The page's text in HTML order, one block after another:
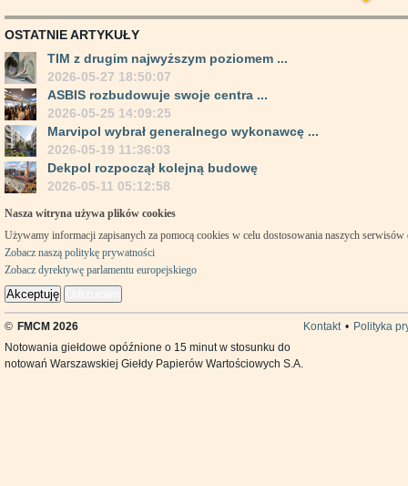
OSTATNIE ARTYKUŁY
TIM z drugim najwyższym poziomem ...
2026-05-27 18:50:07
ASBIS rozbudowuje swoje centra ...
2026-05-25 14:09:25
Marvipol wybrał generalnego wykonawcę ...
2026-05-19 11:36:03
Dekpol rozpoczął kolejną budowę
2026-05-11 05:12:58
Nasza witryna używa plików cookies
Używamy informacji zapisanych za pomocą cookies w celu dostosowania naszych
Zobacz naszą politykę prywatności
Zobacz dyrektywę parlamentu europejskiego
Akceptuję
© FMCM 2026 Kontakt • Polityka
Notowania giełdowe opóźnione o 15 minut w stosunku do
notowań Warszawskiej Giełdy Papierów Wartościowych S.A.